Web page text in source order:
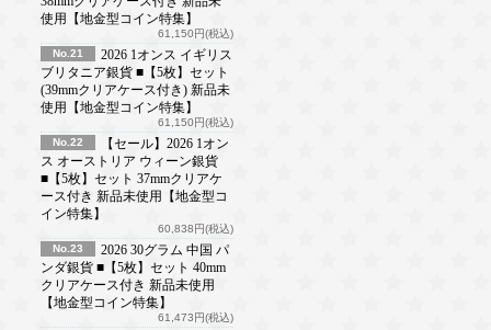
使用【地金型コイン特集】
61,150円(税込)
No.21
2026 1オンス イギリス
ブリタニア銀貨 ■【5枚】セット
(39mmクリアケース付き) 新品未
使用【地金型コイン特集】
61,150円(税込)
No.22
【セール】2026 1オン
ス オーストリア ウィーン銀貨
■【5枚】セット 37mmクリアケ
ース付き 新品未使用【地金型コ
イン特集】
60,838円(税込)
No.23
2026 30グラム 中国 パ
ンダ銀貨 ■【5枚】セット 40mm
クリアケース付き 新品未使用
【地金型コイン特集】
61,473円(税込)